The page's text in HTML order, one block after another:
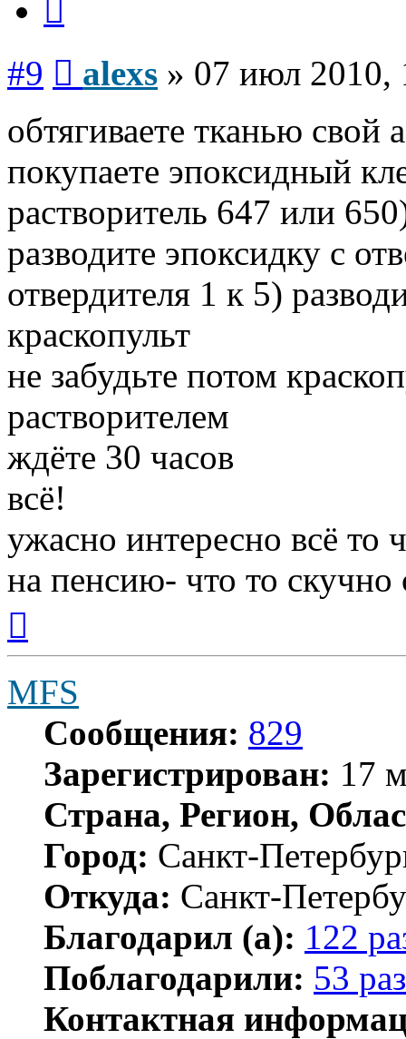
#9 alexs » 07 июл 2010,
обтягиваете тканью свой
покупаете эпоксидный
растворитель 647 или
разводите эпоксидку с
отвердителя 1 к 5)
краскопульт
не забудьте потом
растворителем
ждёте 30 часов
всё!
ужасно интересно всё то
на пенсию- что то скучно
началу
MFS
Сообщения: 829
Зарегистрирован: 17
Страна, Регион,
Город: Санкт-
Откуда: Санкт-
Благодарил (а): 122
Поблагодарили: 53
Контактная